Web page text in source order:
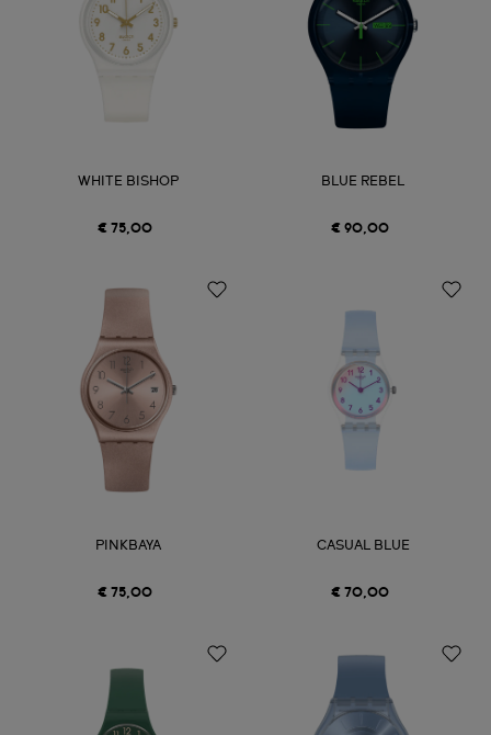
WHITE BISHOP
€ 75,00
BLUE REBEL
€ 90,00
PINKBAYA
€ 75,00
CASUAL BLUE
€ 70,00